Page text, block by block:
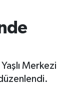
Merkezi